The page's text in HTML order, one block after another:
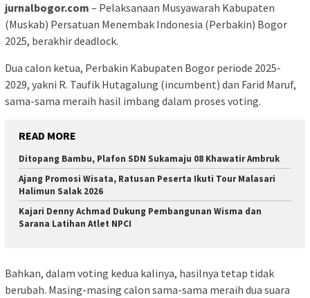
jurnalbogor.com – Pelaksanaan Musyawarah Kabupaten
(Muskab) Persatuan Menembak Indonesia (Perbakin) Bogor
2025, berakhir deadlock.
Dua calon ketua, Perbakin Kabupaten Bogor periode 2025-
2029, yakni R. Taufik Hutagalung (incumbent) dan Farid Maruf,
sama-sama meraih hasil imbang dalam proses voting.
READ MORE
Ditopang Bambu, Plafon SDN Sukamaju 08 Khawatir Ambruk
Ajang Promosi Wisata, Ratusan Peserta Ikuti Tour Malasari
Halimun Salak 2026
Kajari Denny Achmad Dukung Pembangunan Wisma dan
Sarana Latihan Atlet NPCI
Bahkan, dalam voting kedua kalinya, hasilnya tetap tidak
berubah. Masing-masing calon sama-sama meraih dua suara